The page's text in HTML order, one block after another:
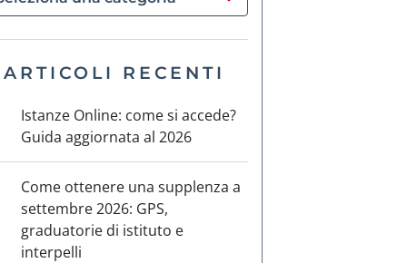
ARTICOLI RECENTI
Istanze Online: come si accede?
Guida aggiornata al 2026
Come ottenere una supplenza a
settembre 2026: GPS,
graduatorie di istituto e
interpelli